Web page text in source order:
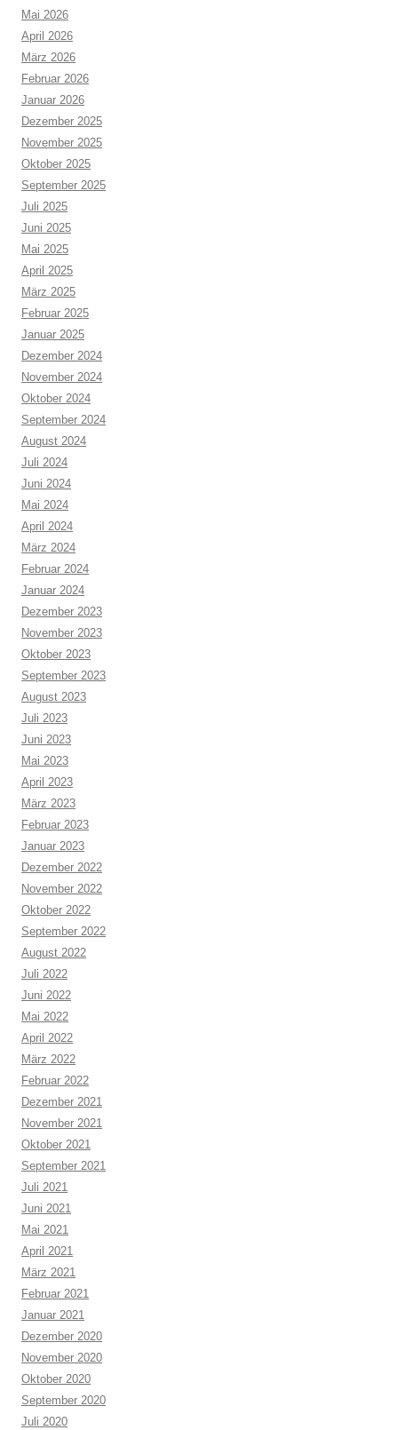
Mai 2026
April 2026
März 2026
Februar 2026
Januar 2026
Dezember 2025
November 2025
Oktober 2025
September 2025
Juli 2025
Juni 2025
Mai 2025
April 2025
März 2025
Februar 2025
Januar 2025
Dezember 2024
November 2024
Oktober 2024
September 2024
August 2024
Juli 2024
Juni 2024
Mai 2024
April 2024
März 2024
Februar 2024
Januar 2024
Dezember 2023
November 2023
Oktober 2023
September 2023
August 2023
Juli 2023
Juni 2023
Mai 2023
April 2023
März 2023
Februar 2023
Januar 2023
Dezember 2022
November 2022
Oktober 2022
September 2022
August 2022
Juli 2022
Juni 2022
Mai 2022
April 2022
März 2022
Februar 2022
Dezember 2021
November 2021
Oktober 2021
September 2021
Juli 2021
Juni 2021
Mai 2021
April 2021
März 2021
Februar 2021
Januar 2021
Dezember 2020
November 2020
Oktober 2020
September 2020
Juli 2020